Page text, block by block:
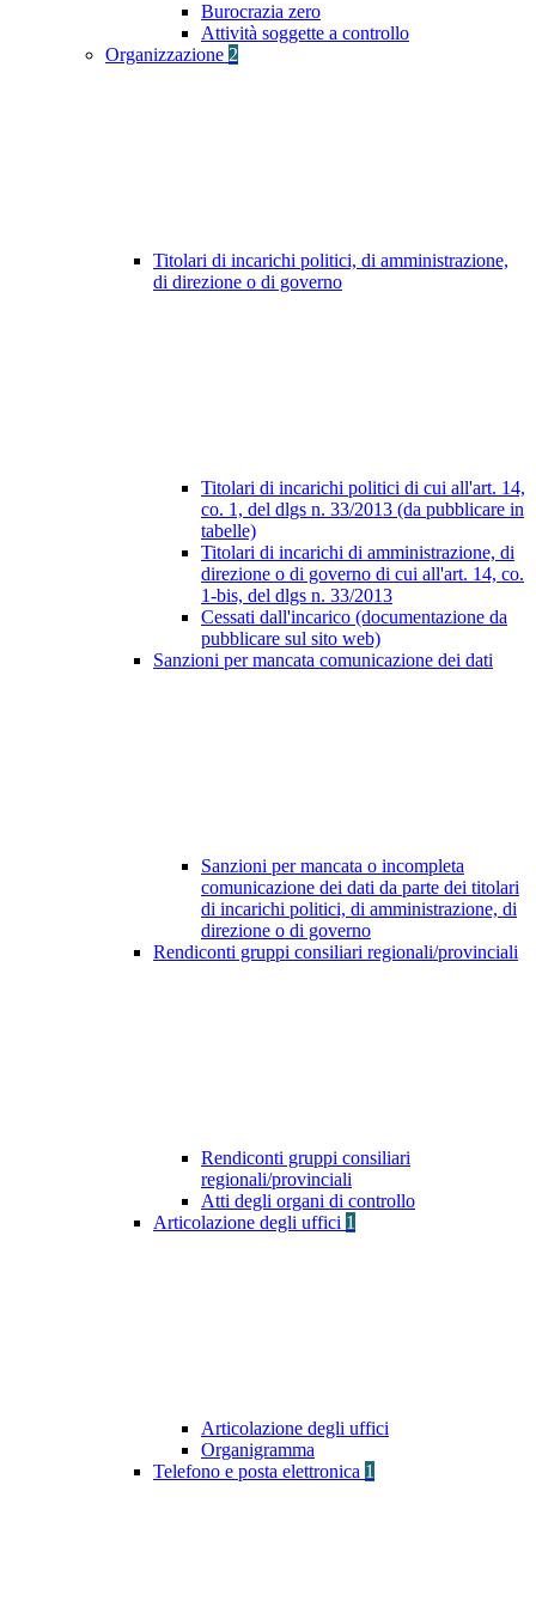
Burocrazia zero
Attività soggette a controllo
Organizzazione 2
Titolari di incarichi politici, di amministrazione,
di direzione o di governo
Titolari di incarichi politici di cui all'art. 14,
co. 1, del dlgs n. 33/2013 (da pubblicare in
tabelle)
Titolari di incarichi di amministrazione, di
direzione o di governo di cui all'art. 14, co.
1-bis, del dlgs n. 33/2013
Cessati dall'incarico (documentazione da
pubblicare sul sito web)
Sanzioni per mancata comunicazione dei dati
Sanzioni per mancata o incompleta
comunicazione dei dati da parte dei titolari
di incarichi politici, di amministrazione, di
direzione o di governo
Rendiconti gruppi consiliari regionali/provinciali
Rendiconti gruppi consiliari
regionali/provinciali
Atti degli organi di controllo
Articolazione degli uffici 1
Articolazione degli uffici
Organigramma
Telefono e posta elettronica 1